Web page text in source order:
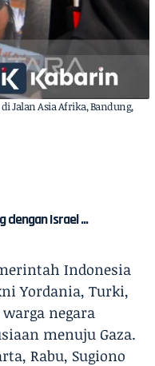
Jalan Asia Afrika, Bandung,
dengan Israel ...
Indonesia
Yordania, Turki,
negara
menuju Gaza.
Rabu, Sugiono